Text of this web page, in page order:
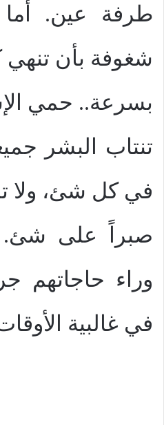
طرفة عين. أما
شغوفة بأن
بسرعة.. حمي
تنتاب البشر
في كل شئ، ولا
صبراً على شئ.
وراء حاجاتهم
في غالبية